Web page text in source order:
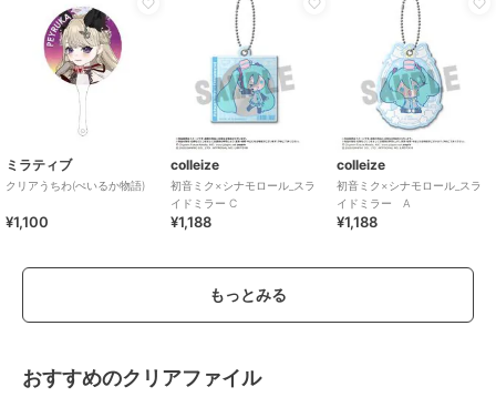
ミラティブ
クリアうちわ(ぺいるか物語)
¥1,100
colleize
初音ミク×シナモロール_スラ
イドミラー C
¥1,188
colleize
初音ミク×シナモロール_スラ
イドミラー A
¥1,188
もっとみる
おすすめのクリアファイル